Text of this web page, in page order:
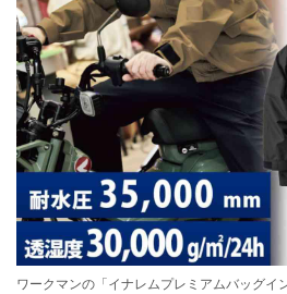
ワークマンの「イナレムプレミアムバッグイ